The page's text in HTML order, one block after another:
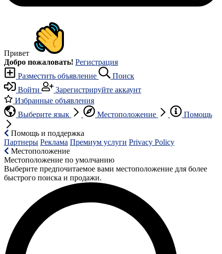
Привет
Добро пожаловать! Регистрация
Разместить объявление
Поиск
Войти
Зарегистрируйте аккаунт
Избранные объявления
Выберите язык
Местоположение Помощь
Помощь и поддержка
Партнеры Реклама Премиум услуги Privacy Policy
Местоположение
Местоположение по умолчанию
Выберите предпочитаемое вами местоположение для более
быстрого поиска и продажи.